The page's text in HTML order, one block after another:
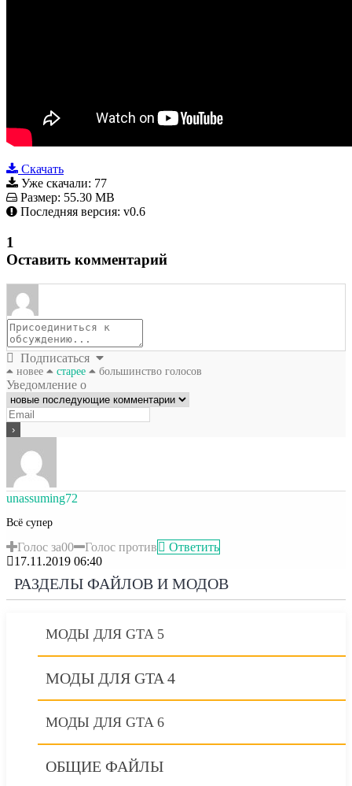
Скачать
Уже скачали: 77
Размер: 55.30 MB
Последняя версия: v0.6
1
Оставить комментарий
Подписаться
новее старее большинство голосов
Уведомление о
unassuming72
Всё супер
Голос за00 Голос против
Ответить
17.11.2019 06:40
РАЗДЕЛЫ ФАЙЛОВ И МОДОВ
МОДЫ ДЛЯ GTA 5
МОДЫ ДЛЯ GTA 4
МОДЫ ДЛЯ GTA 6
ОБЩИЕ ФАЙЛЫ